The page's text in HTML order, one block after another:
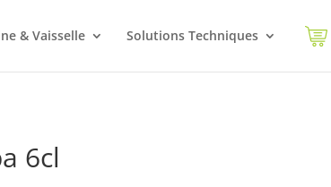
& Vaisselle Solutions Techniques
6cl